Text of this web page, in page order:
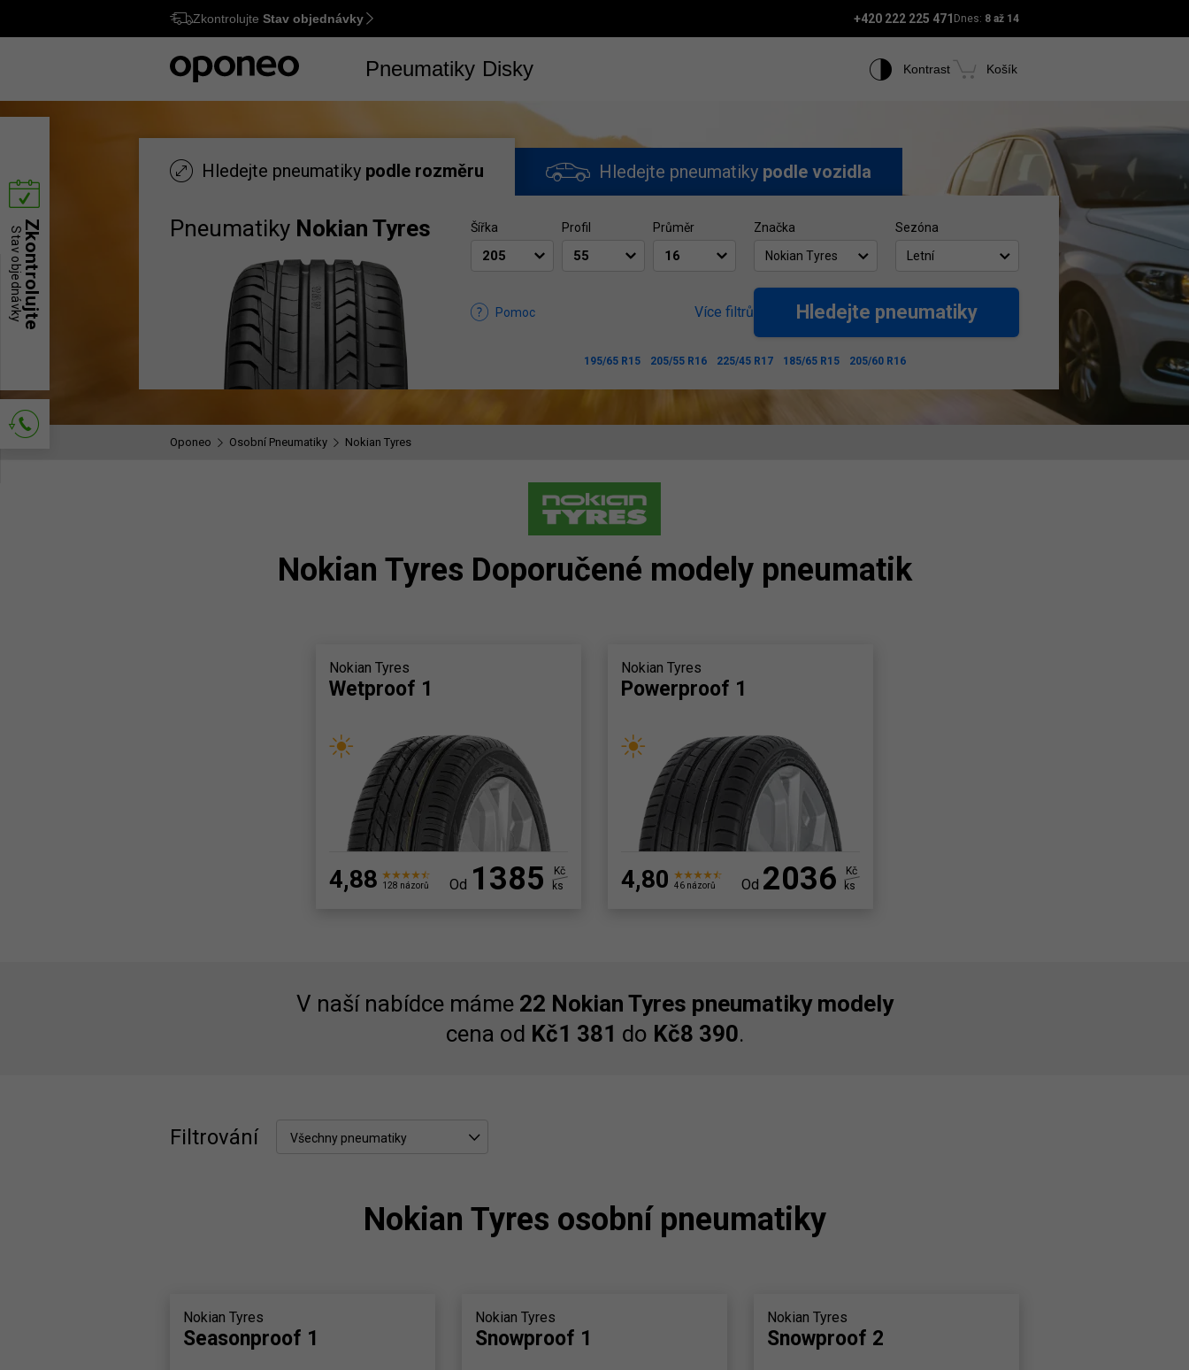
Ctrl M
Zkontrolujte Stav objednávky +420 222 225 471 Dnes: 8 až 14
Pneumatiky Disky Kontrast Košík
Hledejte pneumatiky podle rozměru Hledejte pneumatiky podle vozidla
Pneumatiky Nokian Tyres Šířka Profil Průměr
Značka
Nokian Tyres
Sezóna
Letní
Pomoc Více filtrů Hledejte pneumatiky
195/65 R15 205/55 R16 225/45 R17 185/65 R15 205/60 R16
Oponeo Osobní Pneumatiky Nokian Tyres
Nokian Tyres Doporučené modely pneumatik
Nokian Tyres
Wetproof 1
4,88 128 názorů Od 1385
Kč
ks
Nokian Tyres
Powerproof 1
4,80 46 názorů Od 2036
Kč
ks
V naší nabídce máme 22 Nokian Tyres pneumatiky modely
cena od Kč1 381 do Kč8 390.
Filtrování Všechny pneumatiky
Nokian Tyres osobní pneumatiky
Nokian Tyres
Seasonproof 1
Nokian Tyres
Snowproof 1
Nokian Tyres
Snowproof 2
Zkontrolujte
Stav objednávky